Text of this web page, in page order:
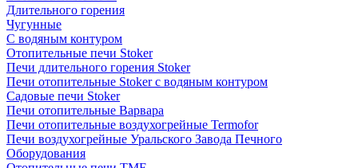
Длительного горения
Чугунные
C водяным контуром
Отопительные печи Stoker
Печи длительного горения Stoker
Печи отопительные Stoker с водяным контуром
Садовые печи Stoker
Печи отопительные Варвара
Печи отопительные воздухогрейные Termofor
Печи воздухогрейные Уральского Завода Печного
Оборудования